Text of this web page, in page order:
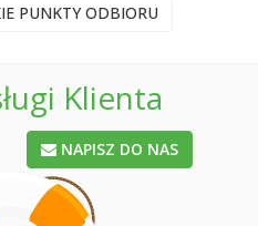
PUNKTY ODBIORU
Klienta
NAPISZ DO NAS